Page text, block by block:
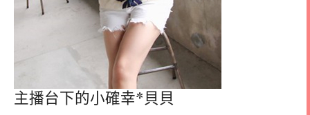
主播台下的小確幸*貝貝